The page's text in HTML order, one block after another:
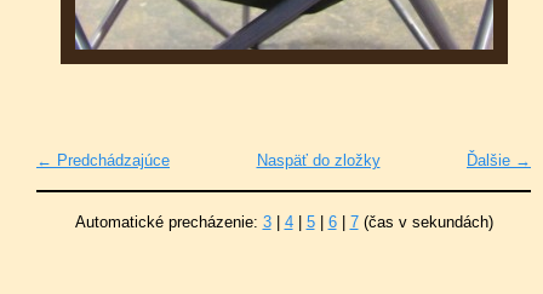
← Predchádzajúce Ďalšie →
Naspäť do zložky
Automatické precházenie: 3| 4| 5| 6| 7(čas v sekundách)